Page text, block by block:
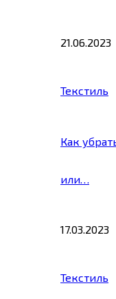
21.06.2023
Текстиль
Как
или…
17.03.2023
Текстиль